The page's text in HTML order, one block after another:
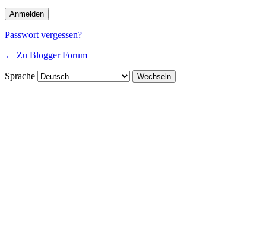
Passwort vergessen?
← Zu Blogger Forum
Sprache